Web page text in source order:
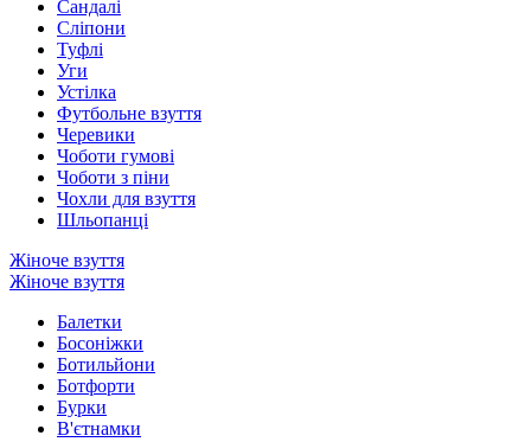
Сандалі
Сліпони
Туфлі
Уги
Устілка
Футбольне взуття
Черевики
Чоботи гумові
Чоботи з піни
Чохли для взуття
Шльопанці
Жіноче взуття
Жіноче взуття
Балетки
Босоніжки
Ботильйони
Ботфорти
Бурки
В'єтнамки